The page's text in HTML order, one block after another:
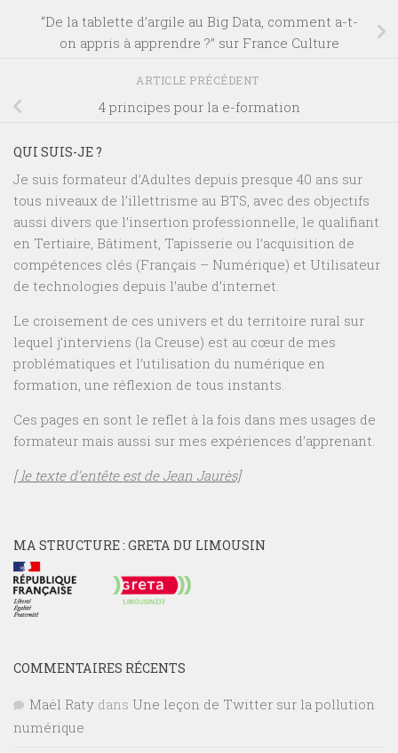
“De la tablette d’argile au Big Data, comment a-t-
on appris à apprendre ?” sur France Culture
ARTICLE PRÉCÉDENT
4 principes pour la e-formation
QUI SUIS-JE ?
Je suis formateur d’Adultes depuis presque 40 ans sur
tous niveaux de l’illettrisme au BTS, avec des objectifs
aussi divers que l’insertion professionnelle, le qualifiant
en Tertiaire, Bâtiment, Tapisserie ou l’acquisition de
compétences clés (Français – Numérique) et Utilisateur
de technologies depuis l’aube d’internet.
Le croisement de ces univers et du territoire rural sur
lequel j’interviens (la Creuse) est au cœur de mes
problématiques et l’utilisation du numérique en
formation, une réflexion de tous instants.
Ces pages en sont le reflet à la fois dans mes usages de
formateur mais aussi sur mes expériences d’apprenant.
[ le texte d’entête est de Jean Jaurès]
MA STRUCTURE : GRETA DU LIMOUSIN
COMMENTAIRES RÉCENTS
Maël Raty dans Une leçon de Twitter sur la pollution
numérique